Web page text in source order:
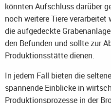
könnten Aufschluss darüber
noch weitere Tiere
die aufgedeckte
den Befunden und sollte zur
Produktionsstätte dienen.
In jedem Fall bieten die
spannende Einblicke in
Produktionsprozesse in der